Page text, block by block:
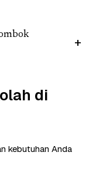
di
kebutuhan Anda